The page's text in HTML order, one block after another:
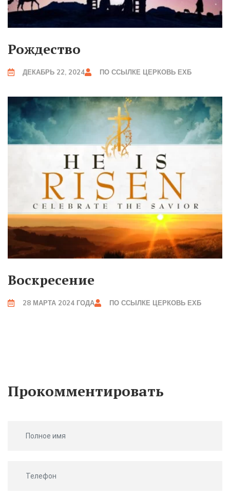
Рождество
ДЕКАБРЬ 22, 2024 ПО ССЫЛКЕ ЦЕРКОВЬ ЕХБ
Воскресение
28 МАРТА 2024 ГОДА ПО ССЫЛКЕ ЦЕРКОВЬ ЕХБ
Прокомментировать